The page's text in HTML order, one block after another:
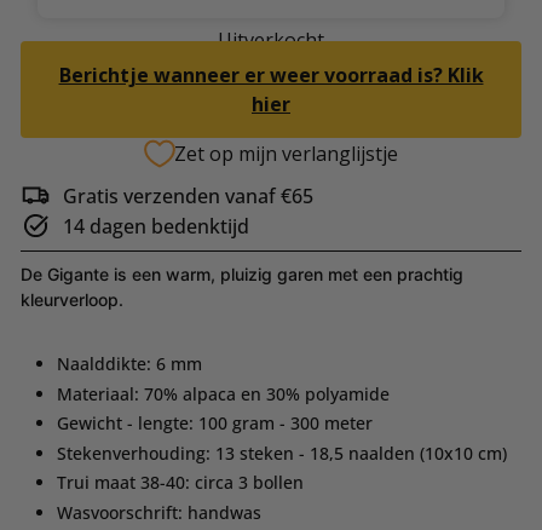
Uitverkocht
Berichtje wanneer er weer voorraad is? Klik
hier
Zet op mijn verlanglijstje
Gratis verzenden vanaf €65
14 dagen bedenktijd
De Gigante is een warm, pluizig garen met een prachtig
kleurverloop.
Naalddikte: 6 mm
Materiaal: 70% alpaca en 30% polyamide
Gewicht - lengte: 100 gram - 300 meter
Stekenverhouding: 13 steken - 18,5 naalden (10x10 cm)
Trui maat 38-40: circa 3 bollen
Wasvoorschrift: handwas